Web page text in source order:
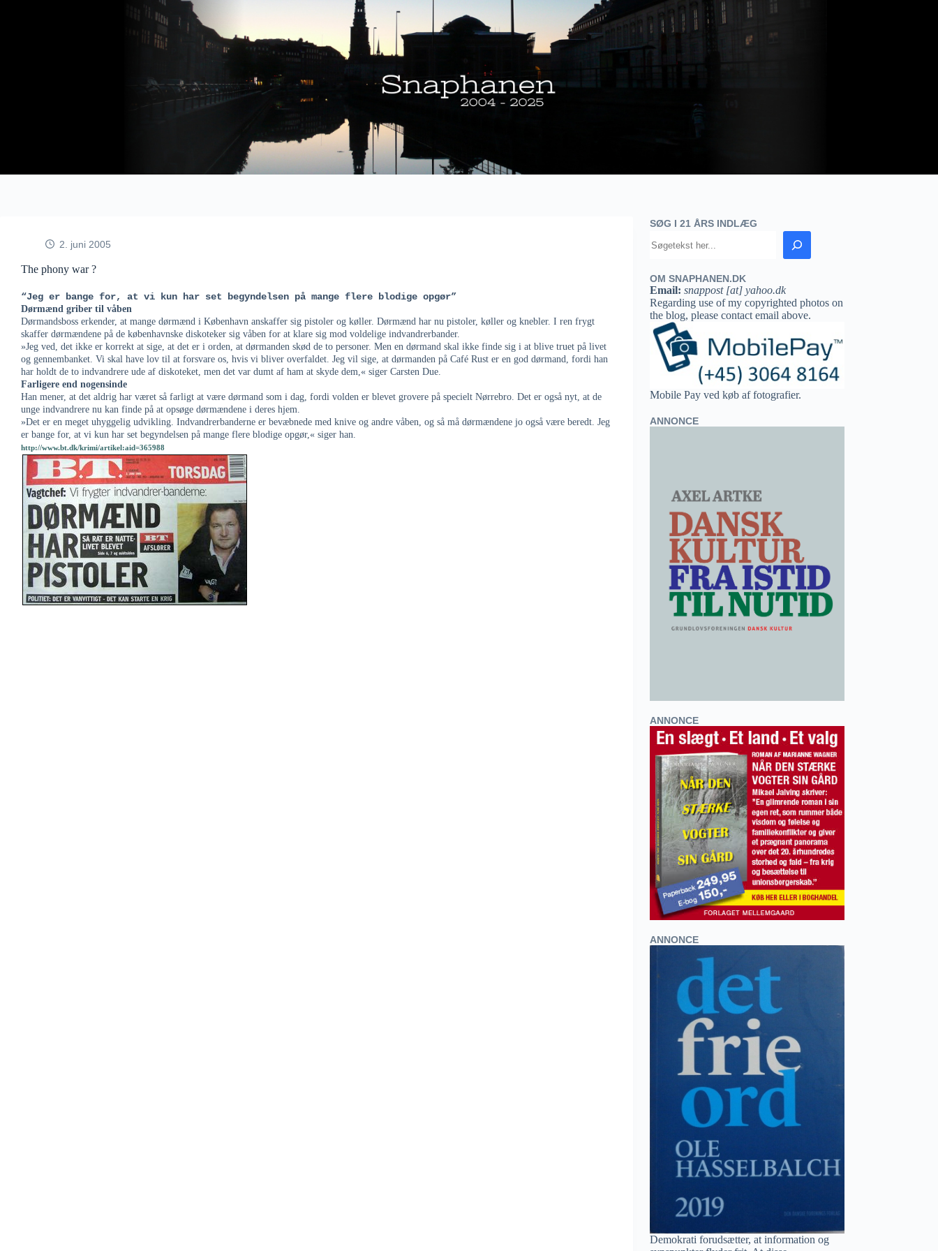
2. juni 2005
The phony war ?
“Jeg er bange for, at vi kun har set begyndelsen på mange flere blodige opgør”
Dørmænd griber til våben
Dørmandsboss erkender, at mange dørmænd i København anskaffer sig pistoler og køller. Dørmænd har nu pistoler, køller og knebler. I ren frygt
skaffer dørmændene på de københavnske diskoteker sig våben for at klare sig mod voldelige indvandrerbander.
»Jeg ved, det ikke er korrekt at sige, at det er i orden, at dørmanden skød de to personer. Men en dørmand skal ikke finde sig i at blive truet på livet
og gennembanket. Vi skal have lov til at forsvare os, hvis vi bliver overfaldet. Jeg vil sige, at dørmanden på Café Rust er en god dørmand, fordi han
har holdt de to indvandrere ude af diskoteket, men det var dumt af ham at skyde dem,« siger Carsten Due.
Farligere end nogensinde
Han mener, at det aldrig har været så farligt at være dørmand som i dag, fordi volden er blevet grovere på specielt Nørrebro. Det er også nyt, at de
unge indvandrere nu kan finde på at opsøge dørmændene i deres hjem.
»Det er en meget uhyggelig udvikling. Indvandrerbanderne er bevæbnede med knive og andre våben, og så må dørmændene jo også være beredt. Jeg
er bange for, at vi kun har set begyndelsen på mange flere blodige opgør,« siger han.
http://www.bt.dk/krimi/artikel:aid=365988
SØG I 21 ÅRS INDLÆG
OM SNAPHANEN.DK
Email: snappost [at] yahoo.dk
Regarding use of my copyrighted photos on
the blog, please contact email above.
Mobile Pay ved køb af fotografier.
ANNONCE
ANNONCE
ANNONCE
Demokrati forudsætter, at information og